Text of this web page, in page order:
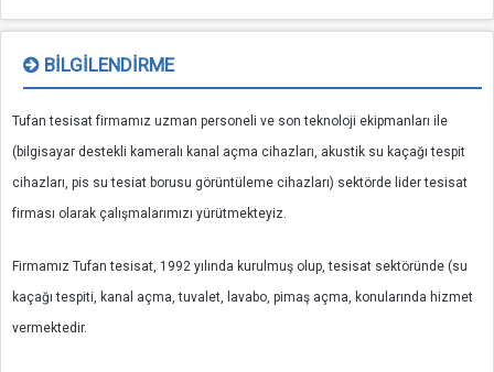
BILGILENDIRME
Tufan tesisat firmamız uzman personeli ve son teknoloji ekipmanları ile
(bilgisayar destekli kameralı kanal açma cihazları, akustik su kaçağı tespit
cihazları, pis su tesiat borusu görüntüleme cihazları) sektörde lider tesisat
firması olarak çalışmalarımızı yürütmekteyiz.
Firmamız Tufan tesisat, 1992 yılında kurulmuş olup, tesisat sektöründe (su
kaçağı tespiti, kanal açma, tuvalet, lavabo, pimaş açma, konularında hizmet
vermektedir.